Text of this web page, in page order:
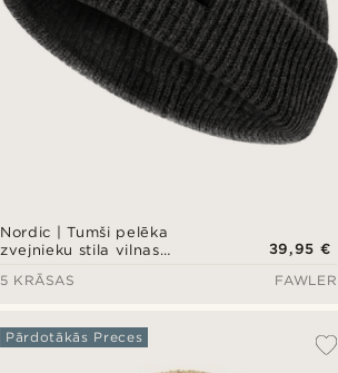
Nordic | Tumši pelēka
zvejnieku stila vilnas
39,95 €
5 KRĀSAS
FAWLER
Pārdotākās Preces